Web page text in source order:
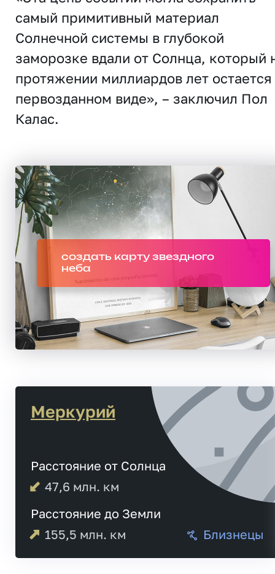
самый примитивный материал
Солнечной системы в глубокой
заморозке вдали от Солнца, который
протяжении миллиардов лет остается
первозданном виде», – заключил Пол
Калас.
создать карту звездного
неба
Меркурий
Расстояние от Солнца
47,6 млн. км
Расстояние до Земли
155,5 млн. км Близнецы